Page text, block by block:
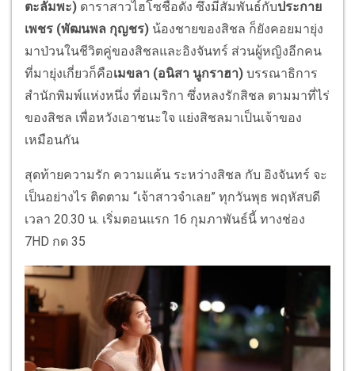
ตะลัมพะ) ดาราสาวไฮโซชื่อดัง ซึ่งมีสัมพันธ์กับประกาย
เพชร (พัฒนพล กุญชร) น้องชายของสิชล ก็ยังคอยมายุ่ง
มาป่วนในชีวิตคู่ของสิชลและอิงจันทร์ ส่วนผู้หญิงอีกคน
ที่มายุ่งเกี่ยวก็คือเมขลา (อนิสา นูกราฮา) บรรณาธิการ
สำนักพิมพ์แห่งหนึ่ง ที่อเมริกา ซึ่งหลงรักสิชล ตามมาที่ไร่
ของสิชล เพื่อหวังเอาชนะใจ แย่งสิชลมาเป็นเจ้าของ
เหมือนกัน
สุดท้ายความรัก ความแค้น ระหว่างสิชล กับ อิงจันทร์ จะ
เป็นอย่างไร ติดตาม “เจ้าสาวจำเลย” ทุกวันพุธ พฤหัสบดี
เวลา 20.30 น. เริ่มตอนแรก 16 กุมภาพันธ์นี้ ทางช่อง
7HD กด 35